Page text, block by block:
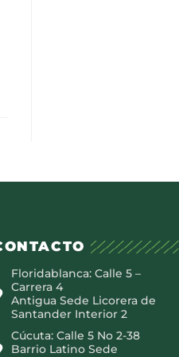
Floridablanca: Calle 5 –
Carrera 4
Antigua Sede Licorera de
Santander Interior 2
Cúcuta: Calle 5 No 2-38
Barrio Latino Sede